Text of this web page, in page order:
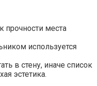
места
используется
в стену, иначе список
эстетика.